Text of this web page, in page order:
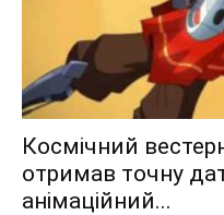
Космічний
отримав точну
анімаційний...